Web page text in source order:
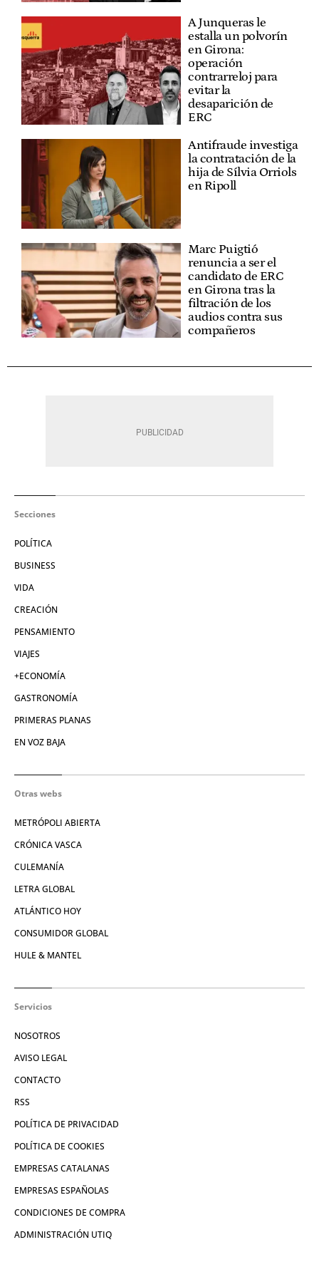
A Junqueras le
estalla un polvorín
en Girona:
operación
contrarreloj para
evitar la
desaparición de
ERC
Antifraude investiga
la contratación de la
hija de Sílvia Orriols
en Ripoll
Marc Puigtió
renuncia a ser el
candidato de ERC
en Girona tras la
filtración de los
audios contra sus
compañeros
Secciones
POLÍTICA
BUSINESS
VIDA
CREACIÓN
PENSAMIENTO
VIAJES
+ECONOMÍA
GASTRONOMÍA
PRIMERAS PLANAS
EN VOZ BAJA
Otras webs
METRÓPOLI ABIERTA
CRÓNICA VASCA
CULEMANÍA
LETRA GLOBAL
ATLÁNTICO HOY
CONSUMIDOR GLOBAL
HULE & MANTEL
Servicios
NOSOTROS
AVISO LEGAL
CONTACTO
RSS
POLÍTICA DE PRIVACIDAD
POLÍTICA DE COOKIES
EMPRESAS CATALANAS
EMPRESAS ESPAÑOLAS
CONDICIONES DE COMPRA
ADMINISTRACIÓN UTIQ